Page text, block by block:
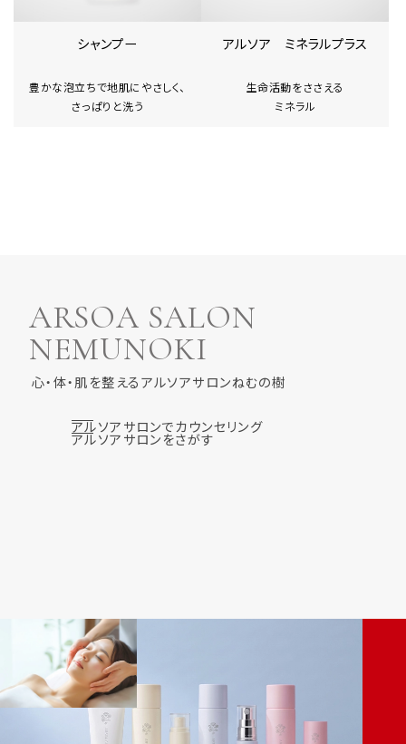
シャンプー
豊かな泡立ちで地肌にやさしく、
さっぱりと洗う
アルソア ミネラルプラス
生命活動をささえる
ミネラル
ARSOA SALON
NEMUNOKI
心・体・肌を整えるアルソアサロンねむの樹
アルソアサロンでカウンセリング
アルソアサロンをさがす